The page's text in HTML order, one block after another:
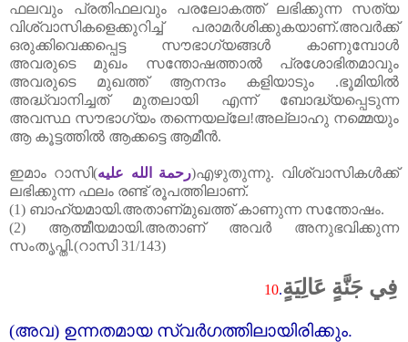
ഫലവും പ്രതിഫലവും പരലോകത്ത്‌ ലഭിക്കുന്ന സത്യ
വിശ്വാസികളെക്കുറിച്ച്‌ പരാമർശിക്കുകയാണ്‌.അവർക്ക്‌
ഒരുക്കിവെക്കപ്പെട്ട സൗഭാഗ്യങ്ങൾ കാണുമ്പോൾ
അവരുടെ മുഖം സന്തോഷത്താൽ പ്രശോഭിതമാവും
അവരുടെ മുഖത്ത്‌ ആനന്ദം കളിയാടും .ഭൂമിയിൽ
അദ്ധ്വാനിച്ചത്‌ മുതലായി എന്ന് ബോദ്ധ്യപ്പെടുന്ന
അവസ്ഥ സൗഭാഗ്യം തന്നെയല്ലേ!അല്ലാഹു നമ്മെയും
ആ കൂട്ടത്തിൽ ആക്കട്ടെ ആമീൻ.
ഇമാം റാസി(رحمة الله عليه)എഴുതുന്നു. വിശ്വാസികൾക്ക്‌
ലഭിക്കുന്ന ഫലം രണ്ട്‌ രൂപത്തിലാണ്‌.
(1) ബാഹ്യമായി.അതാണ്‌മുഖത്ത്‌ കാണുന്ന സന്തോഷം.
(2) ആത്മീയമായി.അതാണ്‌ അവർ അനുഭവിക്കുന്ന
സംതൃപ്തി.(റാസി31/143)
10.فِي جَنَّةٍ عَالِيَةٍ
(അവ) ഉന്നതമായ സ്വർഗത്തിലായിരിക്കും.